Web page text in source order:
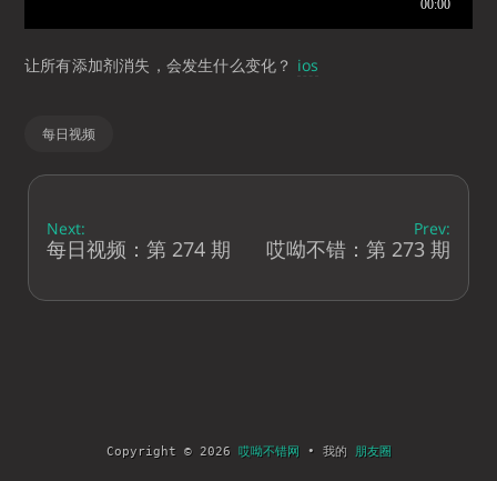
让所有添加剂消失，会发生什么变化？ ios
每日视频
Next:
每日视频：第 274 期
Prev:
哎呦不错：第 273 期
Copyright © 2026 哎呦不错网• 我的 朋友圈